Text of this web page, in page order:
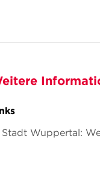
Stadt Wuppertal: